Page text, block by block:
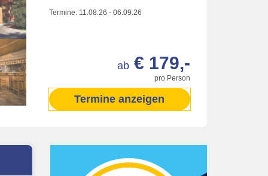
Termine: 11.08.26 - 06.09.26
pro Person
ab € 179,-
Termine anzeigen